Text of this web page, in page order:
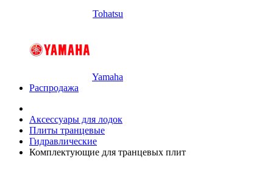
Tohatsu
Yamaha
Распродажа
Аксессуары для лодок
Плиты транцевые
Гидравлические
Комплектующие для транцевых плит